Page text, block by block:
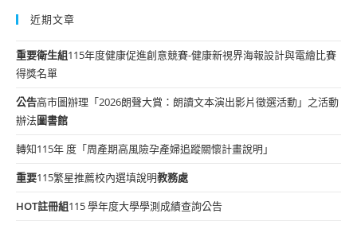
近期文章
重要衛生組115年度健康促進創意競賽-健康新視界海報設計與電繪比賽
得獎名單
公告高市圖辦理「2026朗聲大賞：朗讀文本演出影片徵選活動」之活動
辦法圖書館
轉知115年 度「周產期高風險孕產婦追蹤關懷計畫說明」
重要115繁星推薦校內選填說明教務處
HOT註冊組115 學年度大學學測成績查詢公告